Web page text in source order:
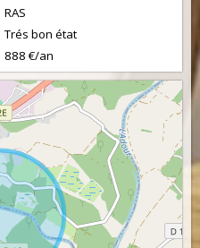
RAS
Trés bon état
888 €/an